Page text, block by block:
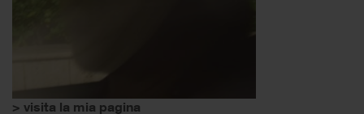
> visita la mia pagina